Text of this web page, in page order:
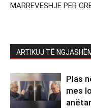
MARREVESHJE PER
ARTIKUJ TË
Plas
mes